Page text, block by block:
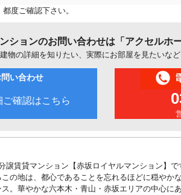
度ご確認下さい。
ションのお問い合わせは「アクセルホ
物の詳細を知りたい、実際にお部屋を見たいな
い合わせ
確認はこちら
譲賃貸マンション【赤坂ロイヤルマンション】
の地は、都心であることを忘れるほどに穏や
。華やかな六本木・青山・赤坂エリアの中心に